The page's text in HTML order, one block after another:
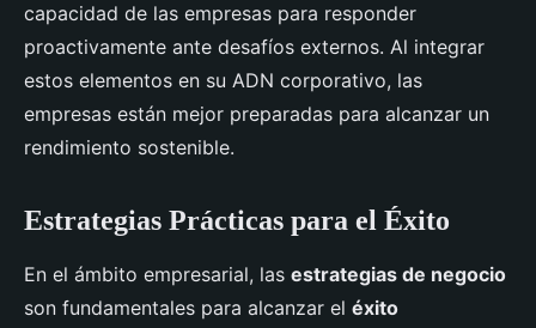
capacidad de las empresas para responder
proactivamente ante desafíos externos. Al integrar
estos elementos en su ADN corporativo, las
empresas están mejor preparadas para alcanzar un
rendimiento sostenible.
Estrategias Prácticas para el Éxito
En el ámbito empresarial, las estrategias de negocio
son fundamentales para alcanzar el éxito